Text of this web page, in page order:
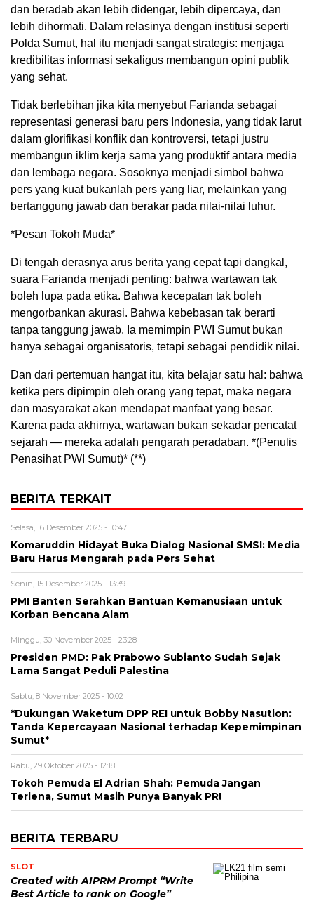
dan beradab akan lebih didengar, lebih dipercaya, dan
lebih dihormati. Dalam relasinya dengan institusi seperti
Polda Sumut, hal itu menjadi sangat strategis: menjaga
kredibilitas informasi sekaligus membangun opini publik
yang sehat.
Tidak berlebihan jika kita menyebut Farianda sebagai
representasi generasi baru pers Indonesia, yang tidak larut
dalam glorifikasi konflik dan kontroversi, tetapi justru
membangun iklim kerja sama yang produktif antara media
dan lembaga negara. Sosoknya menjadi simbol bahwa
pers yang kuat bukanlah pers yang liar, melainkan yang
bertanggung jawab dan berakar pada nilai-nilai luhur.
*Pesan Tokoh Muda*
Di tengah derasnya arus berita yang cepat tapi dangkal,
suara Farianda menjadi penting: bahwa wartawan tak
boleh lupa pada etika. Bahwa kecepatan tak boleh
mengorbankan akurasi. Bahwa kebebasan tak berarti
tanpa tanggung jawab. Ia memimpin PWI Sumut bukan
hanya sebagai organisatoris, tetapi sebagai pendidik nilai.
Dan dari pertemuan hangat itu, kita belajar satu hal: bahwa
ketika pers dipimpin oleh orang yang tepat, maka negara
dan masyarakat akan mendapat manfaat yang besar.
Karena pada akhirnya, wartawan bukan sekadar pencatat
sejarah — mereka adalah pengarah peradaban. *(Penulis
Penasihat PWI Sumut)* (**)
BERITA TERKAIT
Selasa, 16 Desember 2025 - 10:47
Komaruddin Hidayat Buka Dialog Nasional SMSI: Media
Baru Harus Mengarah pada Pers Sehat
Senin, 15 Desember 2025 - 13:39
PMI Banten Serahkan Bantuan Kemanusiaan untuk
Korban Bencana Alam
Minggu, 30 November 2025 - 23:28
Presiden PMD: Pak Prabowo Subianto Sudah Sejak
Lama Sangat Peduli Palestina
Sabtu, 8 November 2025 - 10:02
*Dukungan Waketum DPP REI untuk Bobby Nasution:
Tanda Kepercayaan Nasional terhadap Kepemimpinan
Sumut*
Rabu, 29 Oktober 2025 - 12:18
Tokoh Pemuda El Adrian Shah: Pemuda Jangan
Terlena, Sumut Masih Punya Banyak PR!
BERITA TERBARU
SLOT
Created with AIPRM Prompt “Write
Best Article to rank on Google”